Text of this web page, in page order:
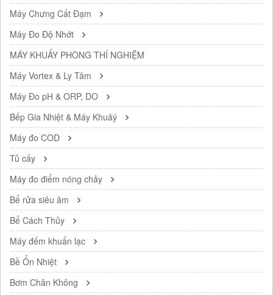
Máy Chưng Cất Đạm
Máy Đo Độ Nhớt
MÁY KHUẤY PHÒNG THÍ NGHIỆM
Máy Vortex & Ly Tâm
Máy Đo pH & ORP, DO
Bếp Gia Nhiệt & Máy Khuâý
Máy đo COD
Tủ cấy
Máy đo điểm nóng chảy
Bể rửa siêu âm
Bể Cách Thủy
Máy đếm khuẩn lạc
Bề Ổn Nhiệt
Bơm Chân Không